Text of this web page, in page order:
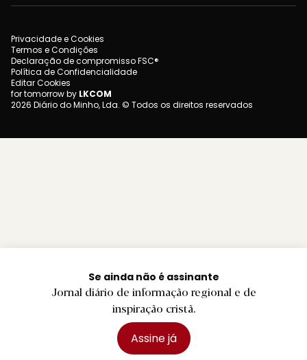
Se ainda não é assinante
Jornal diário de informação regional e de
inspiração cristã.
Assine já
Privacidade e Cookies
Termos e Condições
Declaração de compromisso FSC®
Política de Confidencialidade
Editar Cookies
for tomorrow by LKCOM
2026 Diário do Minho, Lda. © Todos os direitos reservados